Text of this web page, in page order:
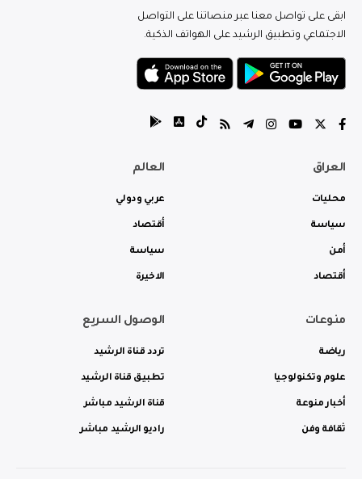
ابقى على تواصل معنا عبر منصاتنا على التواصل
الاجتماعي وتطبيق الرشيد على الهواتف الذكية.
العراق
محليات
سياسة
أمن
أقتصاد
العالم
عربي ودولي
أقتصاد
سياسة
الاخيرة
منوعات
رياضة
علوم وتكنولوجيا
أخبار منوعة
ثقافة وفن
الوصول السريع
تردد قناة الرشيد
تطبيق قناة الرشيد
قناة الرشيد مباشر
راديو الرشيد مباشر